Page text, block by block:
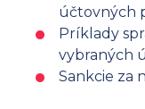
účtovných
Príklady
vybraných
Sankcie za